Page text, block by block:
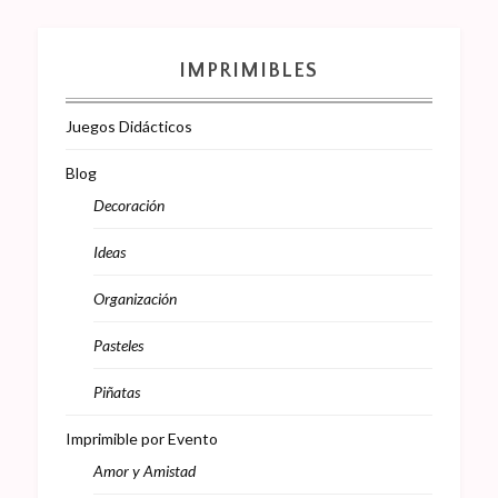
IMPRIMIBLES
Juegos Didácticos
Blog
Decoración
Ideas
Organización
Pasteles
Piñatas
Imprimible por Evento
Amor y Amistad